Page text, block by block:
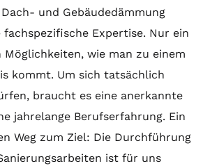
und Gebäudedämmung
Expertise. Nur ein
wie man zu einem
kommt. Um sich tatsächlich
braucht es eine anerkannte
jahrelange Berufserfahrung. Ein
Weg zum Ziel: Die Durchführung
ist für uns